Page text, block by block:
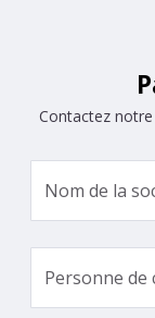
Contactez